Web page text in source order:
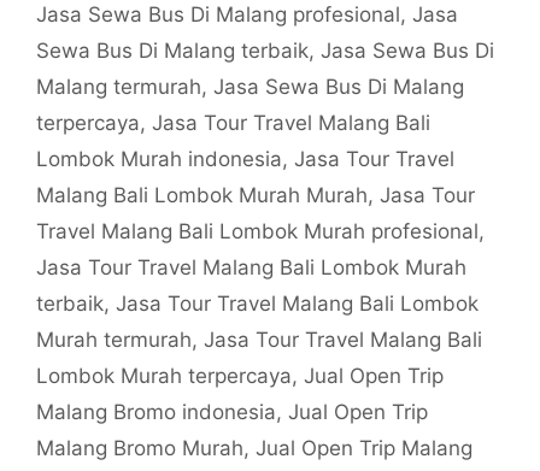
Jasa Sewa Bus Di Malang profesional, Jasa
Sewa Bus Di Malang terbaik, Jasa Sewa Bus Di
Malang termurah, Jasa Sewa Bus Di Malang
terpercaya, Jasa Tour Travel Malang Bali
Lombok Murah indonesia, Jasa Tour Travel
Malang Bali Lombok Murah Murah, Jasa Tour
Travel Malang Bali Lombok Murah profesional,
Jasa Tour Travel Malang Bali Lombok Murah
terbaik, Jasa Tour Travel Malang Bali Lombok
Murah termurah, Jasa Tour Travel Malang Bali
Lombok Murah terpercaya, Jual Open Trip
Malang Bromo indonesia, Jual Open Trip
Malang Bromo Murah, Jual Open Trip Malang